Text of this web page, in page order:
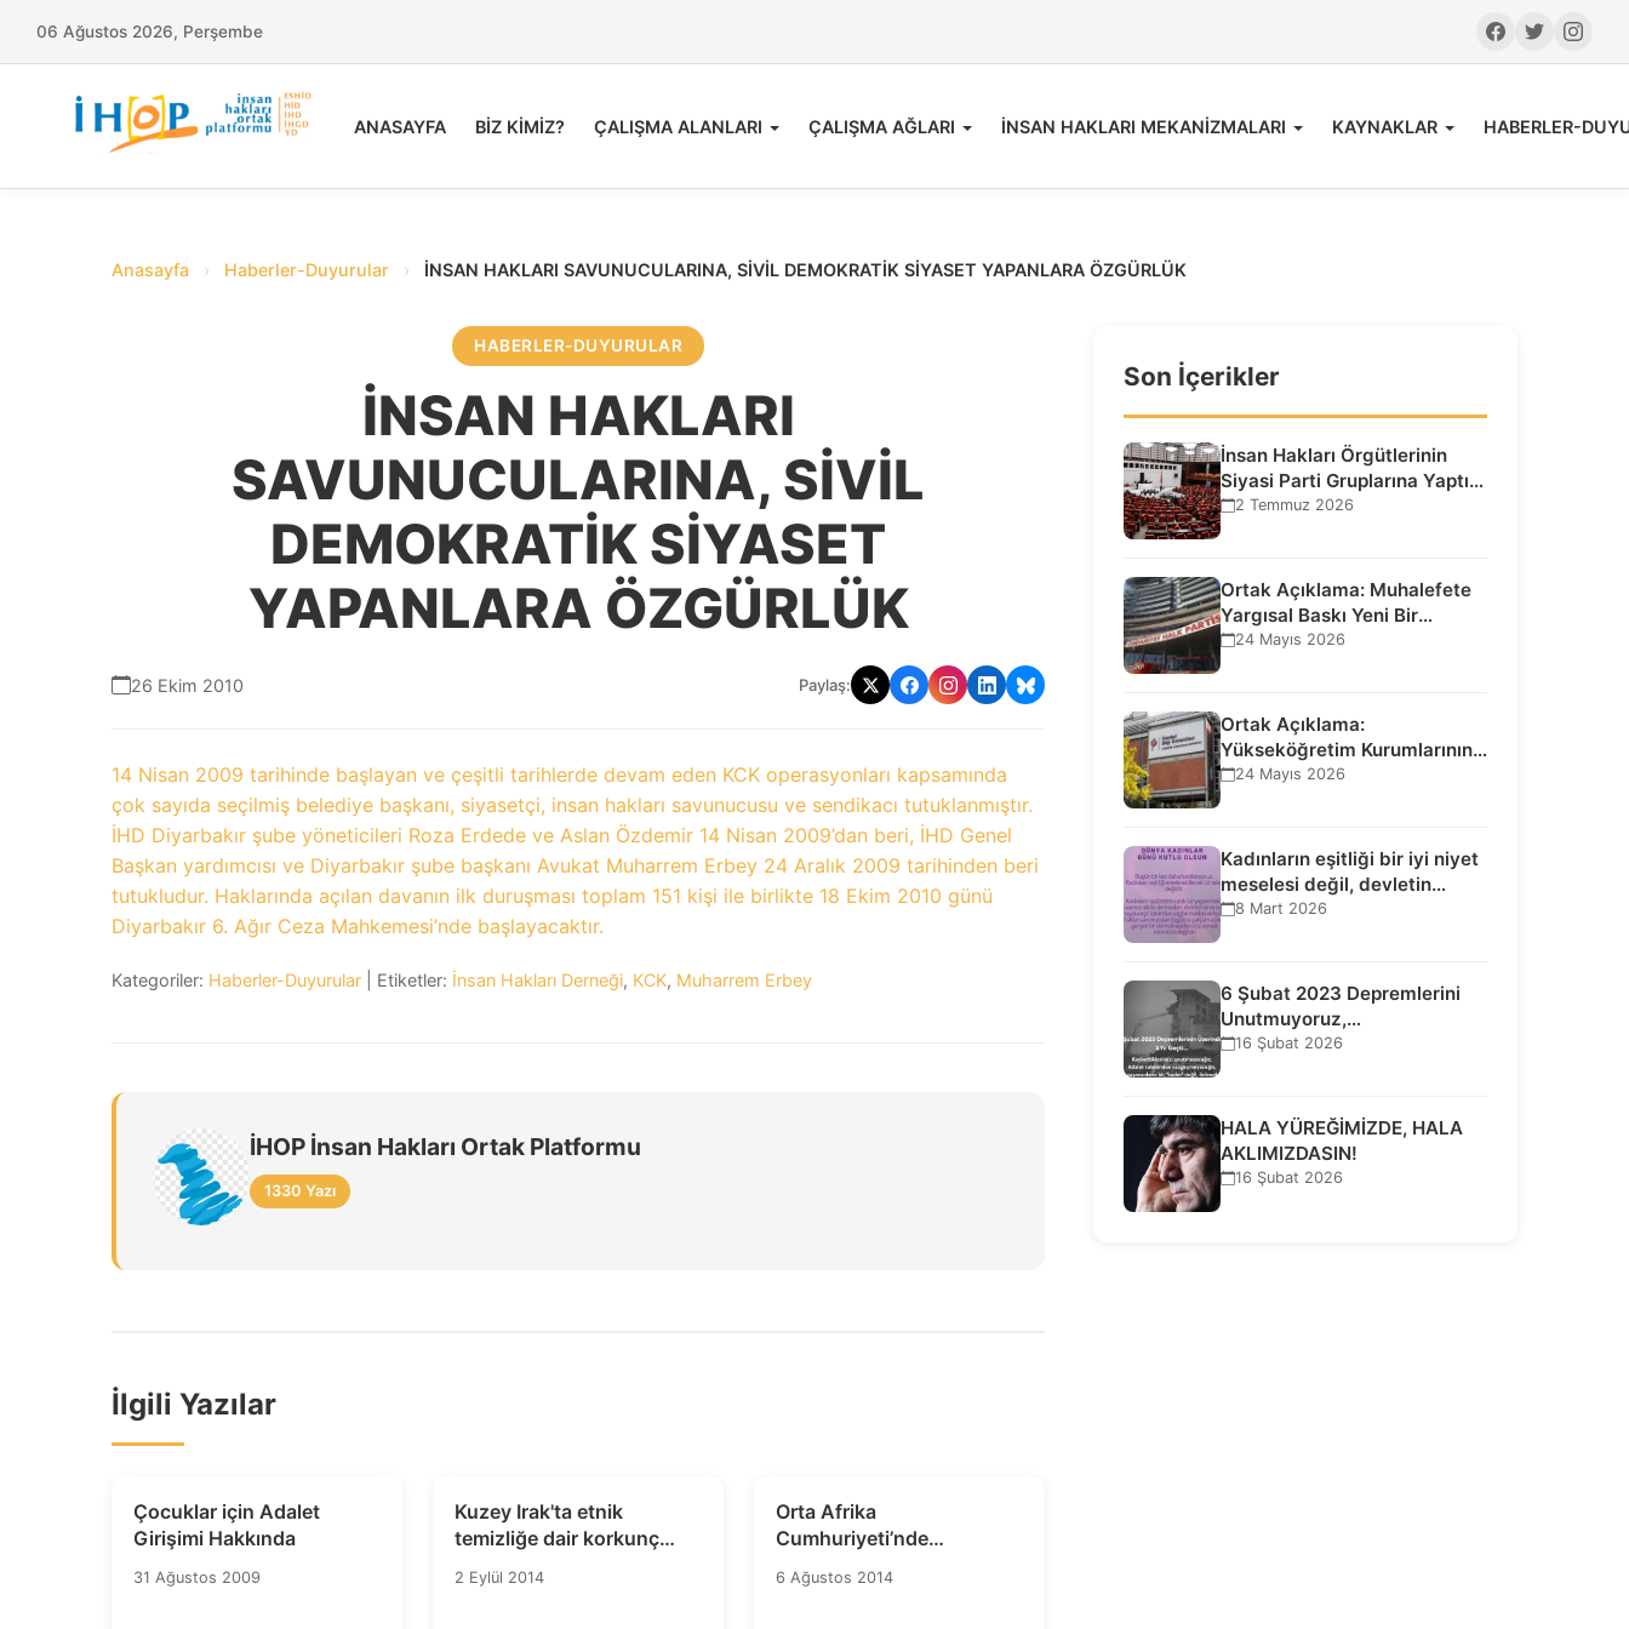
06 Ağustos 2026, Perşembe
ANASAYFA BİZ KİMİZ? ÇALIŞMA ALANLARI ÇALIŞMA AĞLARI İNSAN HAKLARI MEKANİZMALARI KAYNAKLAR HABERLER-
Anasayfa › Haberler-Duyurular › İNSAN HAKLARI SAVUNUCULARINA, SİVİL DEMOKRATİK SİYASET YAPANLARA ÖZGÜRLÜK
HABERLER-DUYURULAR
İNSAN HAKLARI
SAVUNUCULARINA, SİVİL
DEMOKRATİK SİYASET
YAPANLARA ÖZGÜRLÜK
26 Ekim 2010 Paylaş:
14 Nisan 2009 tarihinde başlayan ve çeşitli tarihlerde devam eden KCK operasyonları kapsamında
çok sayıda seçilmiş belediye başkanı, siyasetçi, insan hakları savunucusu ve sendikacı tutuklanmıştır.
İHD Diyarbakır şube yöneticileri Roza Erdede ve Aslan Özdemir 14 Nisan 2009’dan beri, İHD Genel
Başkan yardımcısı ve Diyarbakır şube başkanı Avukat Muharrem Erbey 24 Aralık 2009 tarihinden beri
tutukludur. Haklarında açılan davanın ilk duruşması toplam 151 kişi ile birlikte 18 Ekim 2010 günü
Diyarbakır 6. Ağır Ceza Mahkemesi’nde başlayacaktır.
Kategoriler: Haberler-Duyurular | Etiketler: İnsan Hakları Derneği, KCK, Muharrem Erbey
İHOP İnsan Hakları Ortak Platformu
1330 Yazı
İlgili Yazılar
Çocuklar için Adalet
Girişimi Hakkında
31 Ağustos 2009
Kuzey Irak'ta etnik
temizliğe dair korkunç
kanıt
2 Eylül 2014
Orta Afrika
Cumhuriyeti’nde
Hükümetin İstifası
Cezasızlığın Kapısını
6 Ağustos 2014
Son İçerikler
İnsan Hakları Örgütlerinin
Siyasi Parti Gruplarına Yaptığı
Ziyaretlere İlişkin
2 Temmuz 2026
Ortak Açıklama: Muhalefete
Yargısal Baskı Yeni Bir
Aşamaya Geçti: Seçilmiş…
24 Mayıs 2026
Ortak Açıklama:
Yükseköğretim Kurumlarının
Toplumsal İşlevi Kurucularının
24 Mayıs 2026
Kadınların eşitliği bir iyi niyet
meselesi değil, devletin
uluslararası insan…
8 Mart 2026
6 Şubat 2023 Depremlerini
Unutmuyoruz,
Vazgeçmiyoruz, Hesap
16 Şubat 2026
HALA YÜREĞİMİZDE, HALA
AKLIMIZDASIN!
16 Şubat 2026